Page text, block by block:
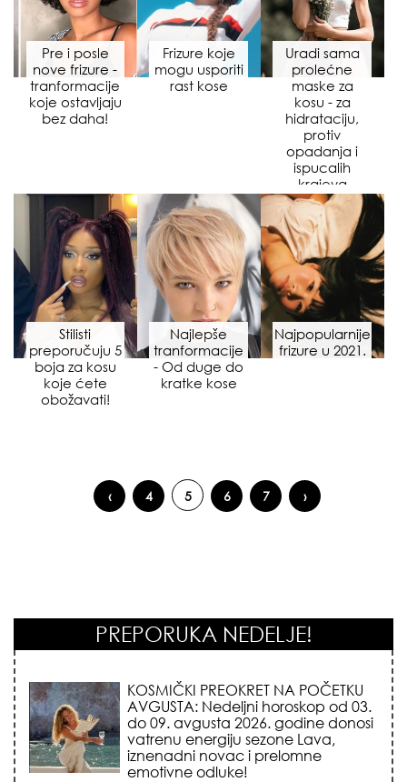
Pre i posle
nove frizure -
tranformacije
koje ostavljaju
bez daha!
Frizure koje
mogu usporiti
rast kose
Uradi sama
prolećne
maske za
kosu - za
hidrataciju,
protiv
opadanja i
ispucalih
krajeva
Stilisti
preporučuju 5
boja za kosu
koje ćete
obožavati!
Najlepše
tranformacije
- Od duge do
kratke kose
Najpopularnije
frizure u 2021.
Pages ‹ 4 5 6 7 ›
PREPORUKA NEDELJE!
KOSMIČKI PREOKRET NA POČETKU
AVGUSTA: Nedeljni horoskop od 03.
do 09. avgusta 2026. godine donosi
vatrenu energiju sezone Lava,
iznenadni novac i prelomne
emotivne odluke!